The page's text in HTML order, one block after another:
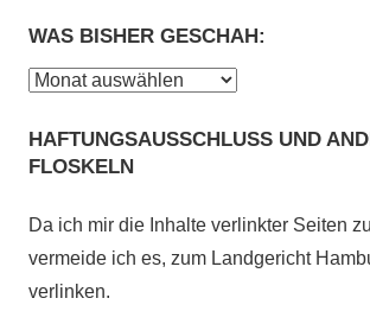
WAS BISHER GESCHAH:
Was
geschah:
HAFTUNGSAUSSCHLUSS UND
FLOSKELN
Da ich mir die Inhalte verlinkter Seiten
vermeide ich es, zum Landgericht
verlinken.